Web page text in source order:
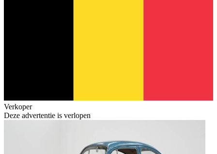
Verkoper
Deze advertentie is verlopen